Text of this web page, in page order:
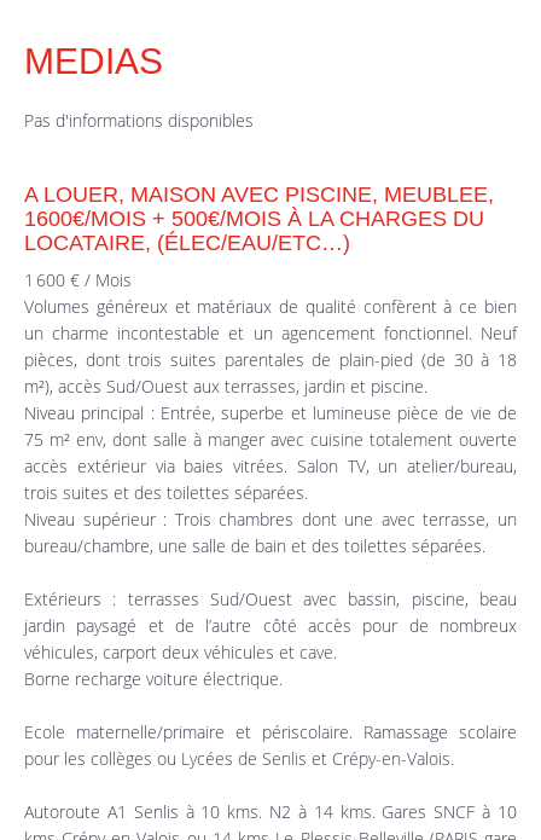
MEDIAS
Pas d'informations disponibles
A LOUER, MAISON AVEC PISCINE, MEUBLEE,
1600€/MOIS + 500€/MOIS À LA CHARGES DU
LOCATAIRE, (ÉLEC/EAU/ETC…)
1 600 € / Mois
Volumes généreux et matériaux de qualité confèrent à ce bien
un charme incontestable et un agencement fonctionnel. Neuf
pièces, dont trois suites parentales de plain-pied (de 30 à 18
m²), accès Sud/Ouest aux terrasses, jardin et piscine.
Niveau principal : Entrée, superbe et lumineuse pièce de vie de
75 m² env, dont salle à manger avec cuisine totalement ouverte
accès extérieur via baies vitrées. Salon TV, un atelier/bureau,
trois suites et des toilettes séparées.
Niveau supérieur : Trois chambres dont une avec terrasse, un
bureau/chambre, une salle de bain et des toilettes séparées.
Extérieurs : terrasses Sud/Ouest avec bassin, piscine, beau
jardin paysagé et de l’autre côté accès pour de nombreux
véhicules, carport deux véhicules et cave.
Borne recharge voiture électrique.
Ecole maternelle/primaire et périscolaire. Ramassage scolaire
pour les collèges ou Lycées de Senlis et Crépy-en-Valois.
Autoroute A1 Senlis à 10 kms. N2 à 14 kms. Gares SNCF à 10